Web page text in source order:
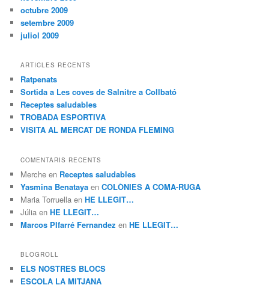
octubre 2009
setembre 2009
juliol 2009
ARTICLES RECENTS
Ratpenats
Sortida a Les coves de Salnitre a Collbató
Receptes saludables
TROBADA ESPORTIVA
VISITA AL MERCAT DE RONDA FLEMING
COMENTARIS RECENTS
Merche en Receptes saludables
Yasmina Benataya enCOLÒNIES A COMA-RUGA
Maria Torruella enHE LLEGIT…
Júlia enHE LLEGIT…
Marcos PIfarré Fernandez enHE LLEGIT…
BLOGROLL
ELS NOSTRES BLOCS
ESCOLA LA MITJANA